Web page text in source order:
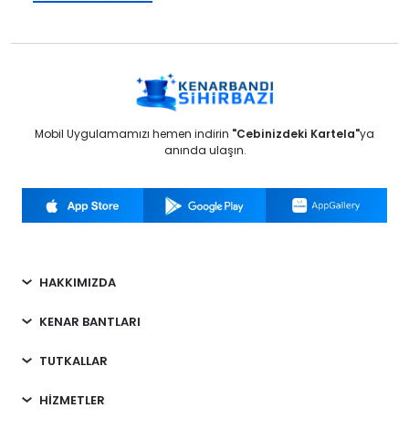
Mobil Uygulamamızı hemen indirin "Cebinizdeki Kartela"ya
anında ulaşın.
HAKKIMIZDA
KENAR BANTLARI
TUTKALLAR
HİZMETLER